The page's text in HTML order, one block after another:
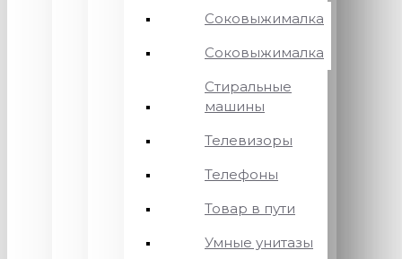
Соковыжималка
Соковыжималка
Стиральные
машины
Телевизоры
Телефоны
Товар в пути
Умные унитазы